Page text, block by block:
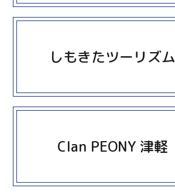
しもきたツーリズム
more
Clan PEONY 津軽
more